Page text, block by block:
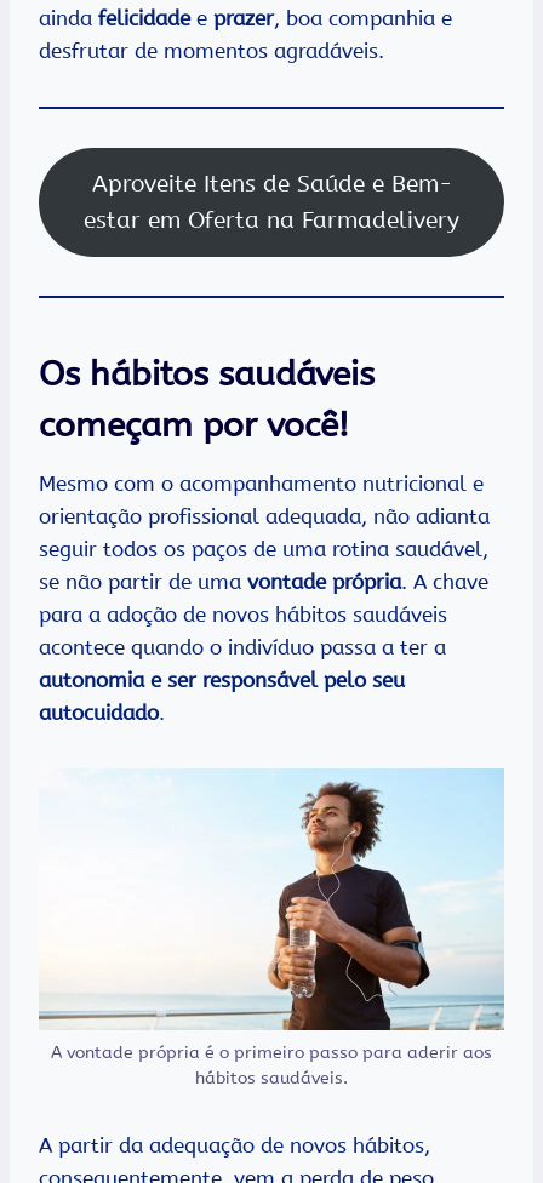
ainda felicidadee prazer, boa companhia e
desfrutar de momentos agradáveis.
Aproveite Itens de Saúde e Bem-
estar em Oferta na Farmadelivery
Os hábitos saudáveis
começam por você!
Mesmo com o acompanhamento nutricional e
orientação profissional adequada, não adianta
seguir todos os paços de uma rotina saudável,
se não partir de uma vontade própria. A chave
para a adoção de novos hábitos saudáveis
acontece quando o indivíduo passa a ter a
autonomia e ser responsável pelo seu
autocuidado.
A vontade própria é o primeiro passo para aderir aos
hábitos saudáveis.
A partir da adequação de novos hábitos,
consequentemente, vem a perda de peso,